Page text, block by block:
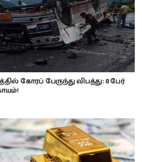
கோரப் பேருந்து விபத்து: 8 பேர்